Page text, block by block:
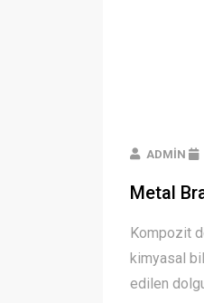
ADMIN
Metal
Kompozit
kimyasal
edilen